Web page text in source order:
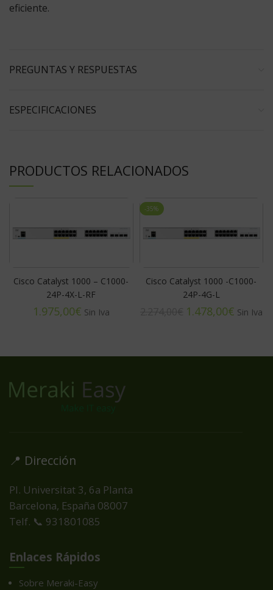
eficiente.
PREGUNTAS Y RESPUESTAS
ESPECIFICACIONES
PRODUCTOS RELACIONADOS
Cisco Catalyst 1000 – C1000-
24P-4X-L-RF
€
-35%
Cisco Catalyst 1000 -C1000-
24P-4G-L
1.478,00€
📍 Dirección
Pl. Universitat 3, 6a Planta
Barcelona, España 08007
Telf. 📞 931801085
Enlaces Rápidos
Sobre Meraki-Easy